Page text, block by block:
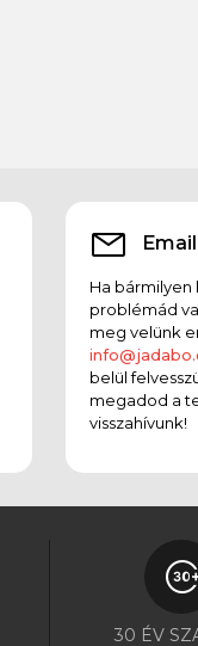
Email
Ha
problémád
meg velünk
belül
megadod a
visszahívunk!
30 ÉV